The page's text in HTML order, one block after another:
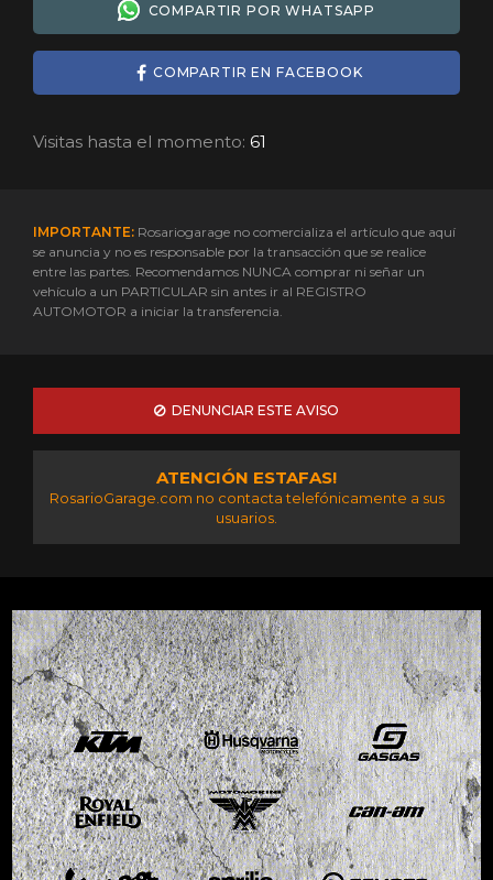
COMPARTIR POR WHATSAPP
COMPARTIR EN FACEBOOK
Visitas hasta el momento: 61
IMPORTANTE: Rosariogarage no comercializa el artículo que aquí
se anuncia y no es responsable por la transacción que se realice
entre las partes. Recomendamos NUNCA comprar ni señar un
vehículo a un PARTICULAR sin antes ir al REGISTRO
AUTOMOTOR a iniciar la transferencia.
DENUNCIAR ESTE AVISO
ATENCIÓN ESTAFAS!
RosarioGarage.com no contacta telefónicamente a sus
usuarios.